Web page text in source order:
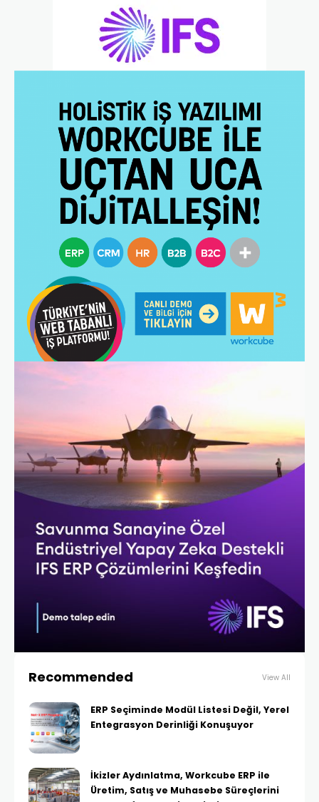
Recommended View All
ERP Seçiminde Modül Listesi Değil, Yerel
Entegrasyon Derinliği Konuşuyor
İkizler Aydınlatma, Workcube ERP ile
Üretim, Satış ve Muhasebe Süreçlerini